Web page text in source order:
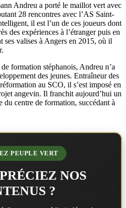
Andreu a porté le maillot vert avec
28 rencontres avec l’AS Saint-
il est l’un de ces joueurs dont
des expériences à l’étranger puis en
valises à Angers en 2015, où il
formation stéphanois, Andreu n’a
des jeunes. Entraîneur des
au SCO, il s’est imposé en
angevin. Il franchit aujourd’hui un
du centre de formation, succédant à
PEUPLE VERT
NOS
?